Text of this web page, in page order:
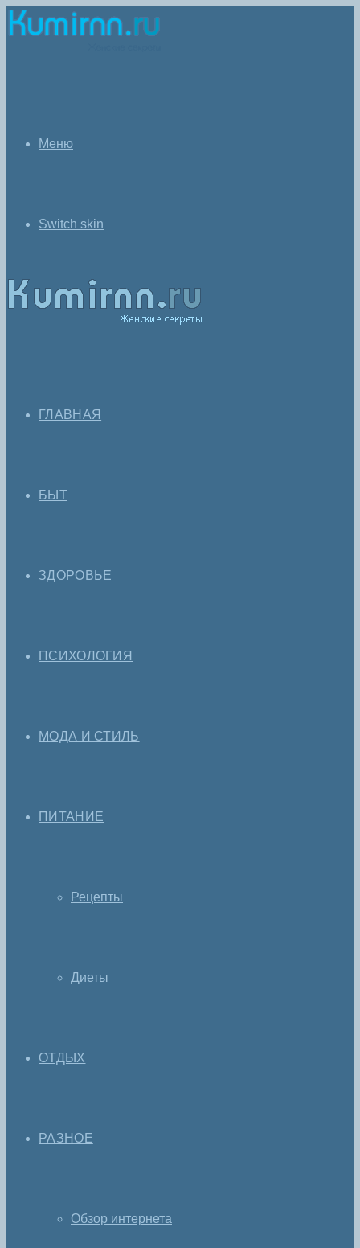
Меню
Switch skin
ГЛАВНАЯ
БЫТ
ЗДОРОВЬЕ
ПСИХОЛОГИЯ
МОДА И СТИЛЬ
ПИТАНИЕ
Рецепты
Диеты
ОТДЫХ
РАЗНОЕ
Обзор интернета